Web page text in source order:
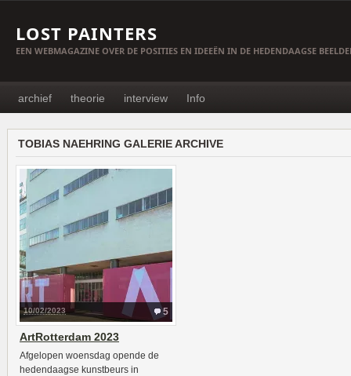
LOST PAINTERS
EEN WEBMAGAZINE OVER DE POSITIES EN IDEEËN IN DE HEDENDAAGSE
archief theorie interview Info
TOBIAS NAEHRING GALERIE ARCHIVE
5
10/02/2023
ArtRotterdam 2023
Afgelopen woensdag opende de
hedendaagse kunstbeurs in